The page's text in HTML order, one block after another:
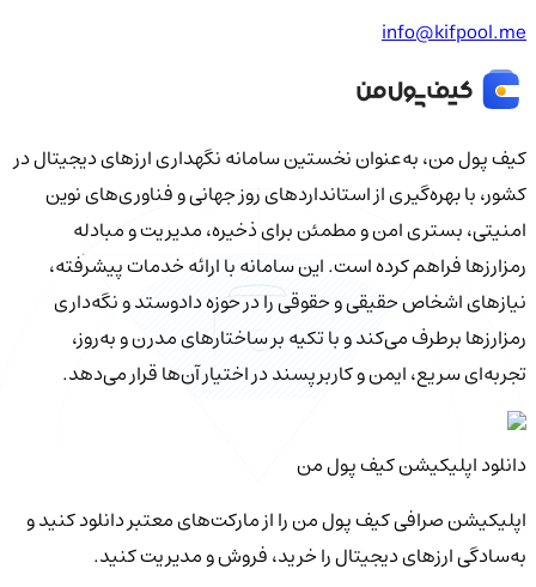
info@kifpool.me
کیف‌ پول من، به‌عنوان نخستین سامانه نگهداری ارزهای دیجیتال در
کشور، با بهره‌گیری از استانداردهای روز جهانی و فناوری‌های نوین
امنیتی، بستری امن و مطمئن برای ذخیره، مدیریت و مبادله
رمزارزها فراهم کرده است. این سامانه با ارائه خدمات پیشرفته،
نیازهای اشخاص حقیقی و حقوقی را در حوزه دادوستد و نگه‌داری
رمزارزها برطرف می‌کند و با تکیه بر ساختارهای مدرن و به‌روز،
تجربه‌ای سریع، ایمن و کاربرپسند در اختیار آن‌ها قرار می‌دهد.
دانلود اپلیکیشن کیف‌ پول من
اپلیکیشن صرافی کیف پول من را از مارکت‌های معتبر دانلود کنید و
به‌سادگی ارزهای دیجیتال را خرید، فروش و مدیریت کنید.